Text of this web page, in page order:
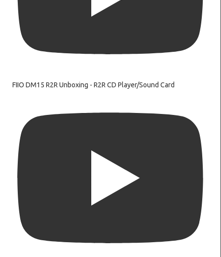
FIIO DM15 R2R Unboxing - R2R CD Player/Sound Card